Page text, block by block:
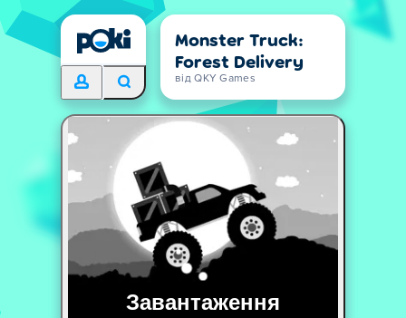
Monster Truck:
Forest Delivery
від QKY Games
Завантаження